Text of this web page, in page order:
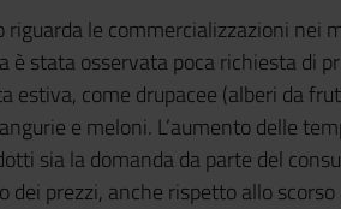
riguarda le commercializzazioni nei
è stata osservata poca richiesta di
estiva, come drupacee (alberi da
e meloni. L’aumento delle
sia la domanda da parte del
dei prezzi, anche rispetto allo